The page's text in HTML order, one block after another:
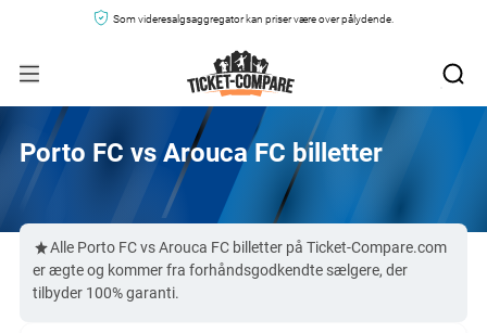
Som videresalgsaggregator kan priser være over pålydende.
Porto FC vs Arouca FC billetter
Alle Porto FC vs Arouca FC billetter på Ticket-Compare.com
er ægte og kommer fra forhåndsgodkendte sælgere, der
tilbyder 100% garanti.